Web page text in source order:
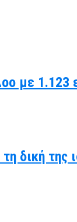
με
δική της